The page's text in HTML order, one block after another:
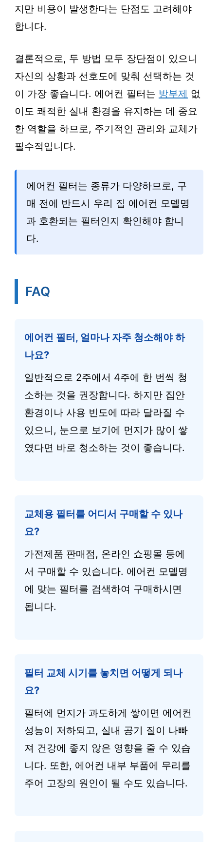
지만 비용이 발생한다는 단점도 고려해야
합니다.
결론적으로, 두 방법 모두 장단점이 있으니
자신의 상황과 선호도에 맞춰 선택하는 것
이 가장 좋습니다. 에어컨 필터는 방부제 없
이도 쾌적한 실내 환경을 유지하는 데 중요
한 역할을 하므로, 주기적인 관리와 교체가
필수적입니다.
에어컨 필터는 종류가 다양하므로, 구
매 전에 반드시 우리 집 에어컨 모델명
과 호환되는 필터인지 확인해야 합니
다.
FAQ
에어컨 필터, 얼마나 자주 청소해야 하
나요?
일반적으로 2주에서 4주에 한 번씩 청
소하는 것을 권장합니다. 하지만 집안
환경이나 사용 빈도에 따라 달라질 수
있으니, 눈으로 보기에 먼지가 많이 쌓
였다면 바로 청소하는 것이 좋습니다.
교체용 필터를 어디서 구매할 수 있나
요?
가전제품 판매점, 온라인 쇼핑몰 등에
서 구매할 수 있습니다. 에어컨 모델명
에 맞는 필터를 검색하여 구매하시면
됩니다.
필터 교체 시기를 놓치면 어떻게 되나
요?
필터에 먼지가 과도하게 쌓이면 에어컨
성능이 저하되고, 실내 공기 질이 나빠
져 건강에 좋지 않은 영향을 줄 수 있습
니다. 또한, 에어컨 내부 부품에 무리를
주어 고장의 원인이 될 수도 있습니다.